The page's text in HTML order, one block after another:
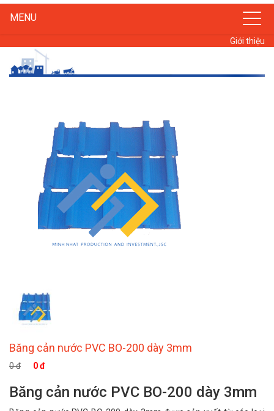
MENU
Giới thiệu
Băng cản nước PVC BO-200 dày 3mm
0 đ 0 đ
Băng cản nước PVC BO-200 dày 3mm